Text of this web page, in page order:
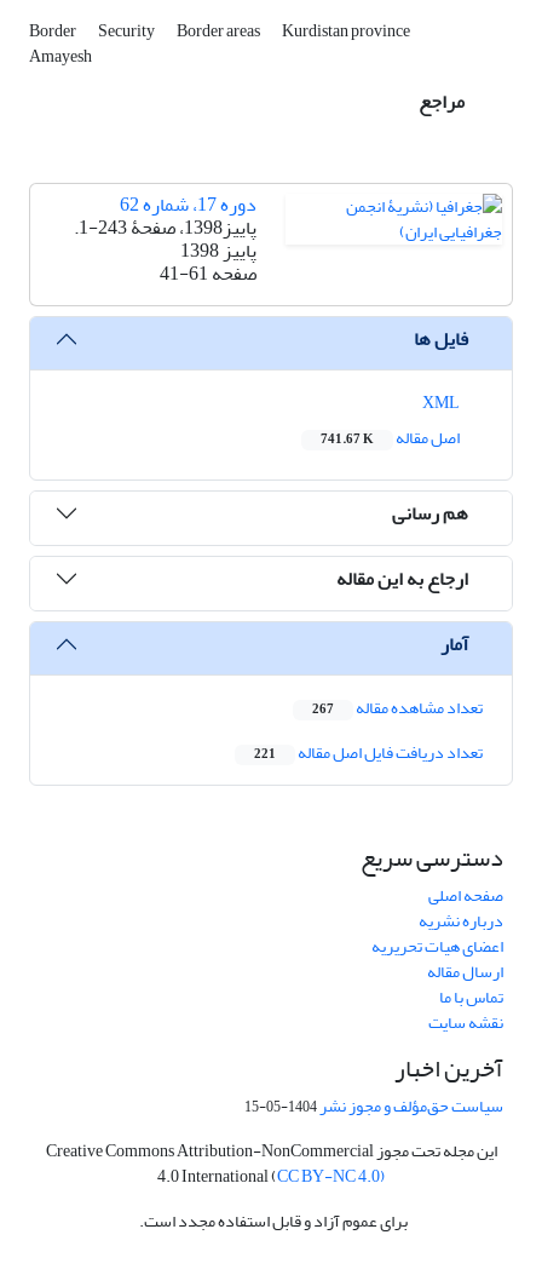
Border Security Border areas Kurdistan province
Amayesh
مراجع
دوره 17، شماره 62
پاییز1398، صفحۀ 243-1.
پاییز 1398
صفحه41-61
فایل ها
اصل مقاله
741.67 K
هم رسانی
ارجاع به این مقاله
آمار
تعداد مشاهده مقاله 267
تعداد دریافت فایل اصل مقاله 221
دسترسی سریع
صفحه اصلی
درباره نشریه
اعضای هیات تحریریه
ارسال مقاله
تماس با ما
نقشه سایت
آخرین اخبار
سیاست حق‌مؤلف و مجوز نشر1404-05-15
این مجله تحت مجوز Creative Commons Attribution-NonCommercial
4.0 International (CC BY-NC 4.0)
برای عموم آزاد و قابل استفاده مجدد است.